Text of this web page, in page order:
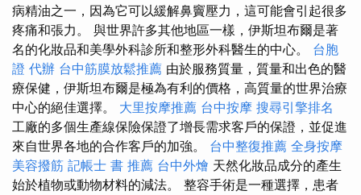
病精油之一，因為它可以緩解鼻竇壓力，這可能會引起很多
疼痛和張力。 與世界許多其他地區一樣，伊斯坦布爾是著
名的化妝品和美學外科診所和整形外科醫生的中心。 台胞
證 代辦 台中筋膜放鬆推薦 由於服務質量，質量和出色的醫
療保健，伊斯坦布爾是極為有利的價格，高質量的世界治療
中心的絕佳選擇。 大里按摩推薦 台中按摩 搜尋引擎排名
工廠的多個生產線保險保證了增長需求客戶的保證，並促進
來自世界各地的合作客戶的加強。 台中整復推薦 全身按摩
美容撥筋 記帳士 書 推薦 台中外燴 天然化妝品成分的產生
始於植物或動物材料的減法。 整容手術是一種選擇，患者